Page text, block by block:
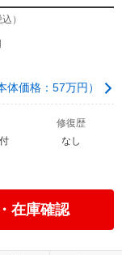
）
体価格：57万円）
修復歴
なし
在庫確認